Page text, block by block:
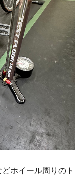
ホイール周りのト